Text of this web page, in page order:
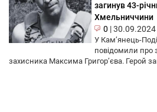
загинув 43-
Хмельниччини
0 |30.09.2024
У Кам’янець-
повідомили про
захисника Максима Григор’єва. Герой